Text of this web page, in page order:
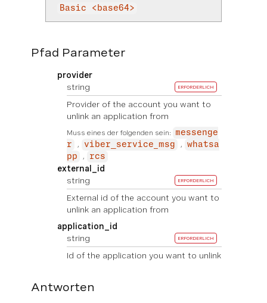
Basic <base64>
Pfad Parameter
provider
string
ERFORDERLICH
Provider of the account you want to
unlink an application from
Muss eines der folgenden sein:
messenge
r
viber_service_msg
whatsa
pp
rcs
external_id
string
ERFORDERLICH
External id of the account you want to
unlink an application from
application_id
string
ERFORDERLICH
Id of the application you want to unlink
Antworten